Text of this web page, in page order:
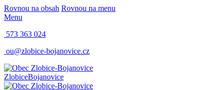
Rovnou na obsah Rovnou na menu
Menu
573 363 024
ou@zlobice-bojanovice.cz
ZlobiceBojanovice